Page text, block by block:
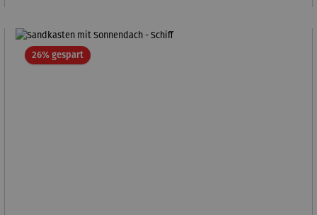
26% gespartRabatt